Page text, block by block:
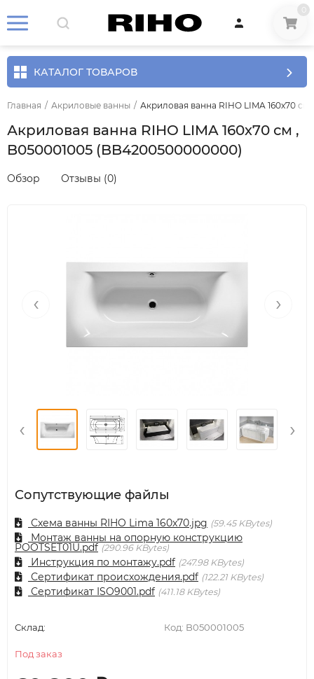
КАТАЛОГ ТОВАРОВ
Главная / Акриловые ванны / Акриловая ванна RIHO LIMA 160х70
Акриловая ванна RIHO LIMA 160х70 см ,
B050001005 (BB4200500000000)
Обзор Отзывы (0)
‹ ›
‹ ›
Сопутствующие файлы
Схема ванны RIHO Lima 160x70.jpg 59.45 KBytes
Монтаж ванны на опорную конструкцию
POOTSET01U.pdf 290.96 KBytes
Инструкция по монтажу.pdf 247.98 KBytes
Сертификат происхождения.pdf 122.21 KBytes
Сертификат ISO9001.pdf 411.18 KBytes
Код: B050001005
Склад:
Под заказ